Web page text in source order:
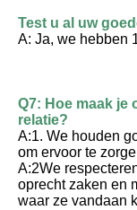
Test u al uw
A: Ja, we hebben
Q7: Hoe maak je
relatie?
A:1. We houden
om ervoor te
A:2We
oprecht zaken en
waar ze vandaan